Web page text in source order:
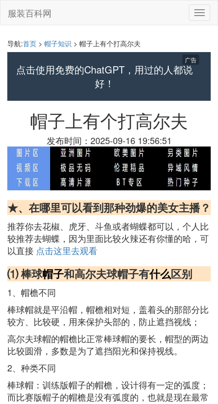
切
换
服装百科网
导航:首页 > 帽子知识 > 帽子上有个打高尔夫
点击使用免费的ChatGPT，用过的人都说
好！
广告
帽子上有个打高尔夫
发布时间：2025-09-16 19:56:51
★、在哪里可以看到那种劲爆的美女主播？
推荐你去花椒、虎牙、斗鱼或者蝴蝶都可以，个人比
较推荐去蝴蝶，因为里面比较火辣还有你懂的哈，可
以直接 点击这里去观看
⑴ 棒球帽子和高尔夫球帽子有什么区别
1、帽檐不同
棒球帽就是平沿帽，帽檐相对短，盖着头的那部分比
较方、比较硬，用来保护头部的，防止遮挡视线；
高尔夫球帽的帽檐比正常棒球帽的要长，帽型的两边
比较圆滑，多数是为了遮挡阳光和保持视线。
2、种类不同
棒球帽：训练版帽子的帽檐，设计得有一定的弧度；
而比赛版帽子的帽檐是没有弧度的，也就是现在最常